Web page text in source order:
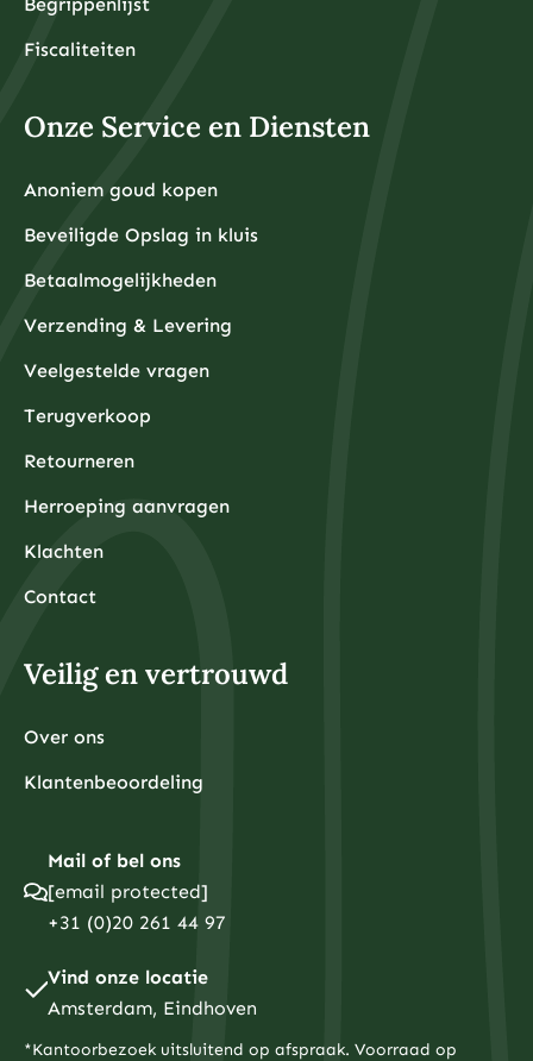
Fiscaliteiten
Onze Service en Diensten
Anoniem goud kopen
Beveiligde Opslag in kluis
Betaalmogelijkheden
Verzending & Levering
Veelgestelde vragen
Terugverkoop
Retourneren
Herroeping aanvragen
Klachten
Contact
Veilig en vertrouwd
Over ons
Klantenbeoordeling
Mail of bel ons
[email protected]
+31 (0)20 261 44 97
Vind onze locatie
Amsterdam, Eindhoven
*Kantoorbezoek uitsluitend op afspraak. Voorraad op